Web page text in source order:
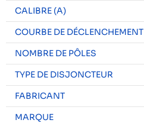
CALIBRE (A)
COURBE DE DÉCLENCHEMENT
NOMBRE DE PÔLES
TYPE DE DISJONCTEUR
FABRICANT
MARQUE